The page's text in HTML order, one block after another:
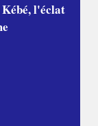
l'éclat